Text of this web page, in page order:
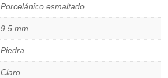
Porcelánico esmaltado
9,5 mm
Piedra
Claro